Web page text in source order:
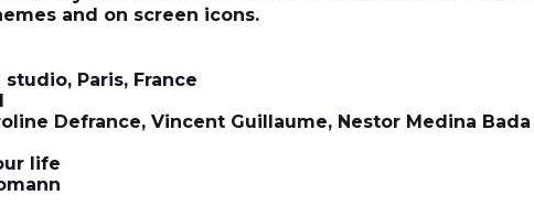
and on screen icons.
Paris, France
Defrance, Vincent Guillaume, Nestor Medina Bada
life